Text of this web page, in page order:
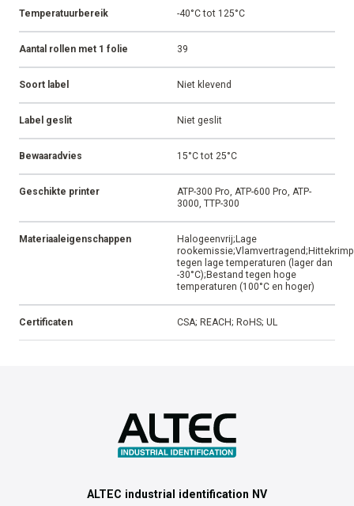
Temperatuurbereik -40°C tot 125°C
Aantal rollen met 1 folie 39
Soort label Niet klevend
Label geslit Niet geslit
Bewaaradvies 15°C tot 25°C
Geschikte printer
ATP-300 Pro, ATP-600 Pro, ATP-
3000, TTP-300
Materiaaleigenschappen
Halogeenvrij;Lage
tegen lage temperaturen (lager dan
-30°C);Bestand tegen hoge
temperaturen (100°C en hoger)
Certificaten CSA; REACH; RoHS; UL
ALTEC industrial identification NV